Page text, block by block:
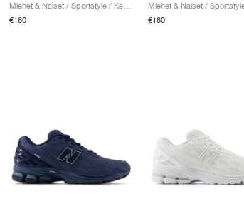
Miehet & Naiset / Sportstyle / Kengät
€160
€160